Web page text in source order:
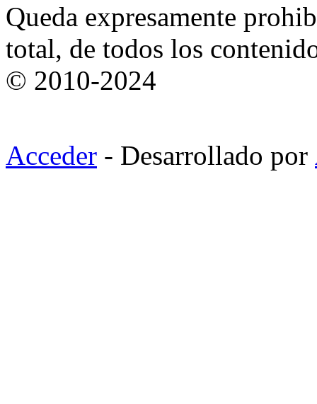
Queda expresamente
total, de todos los
© 2010-2024
Acceder - Desarrollado por